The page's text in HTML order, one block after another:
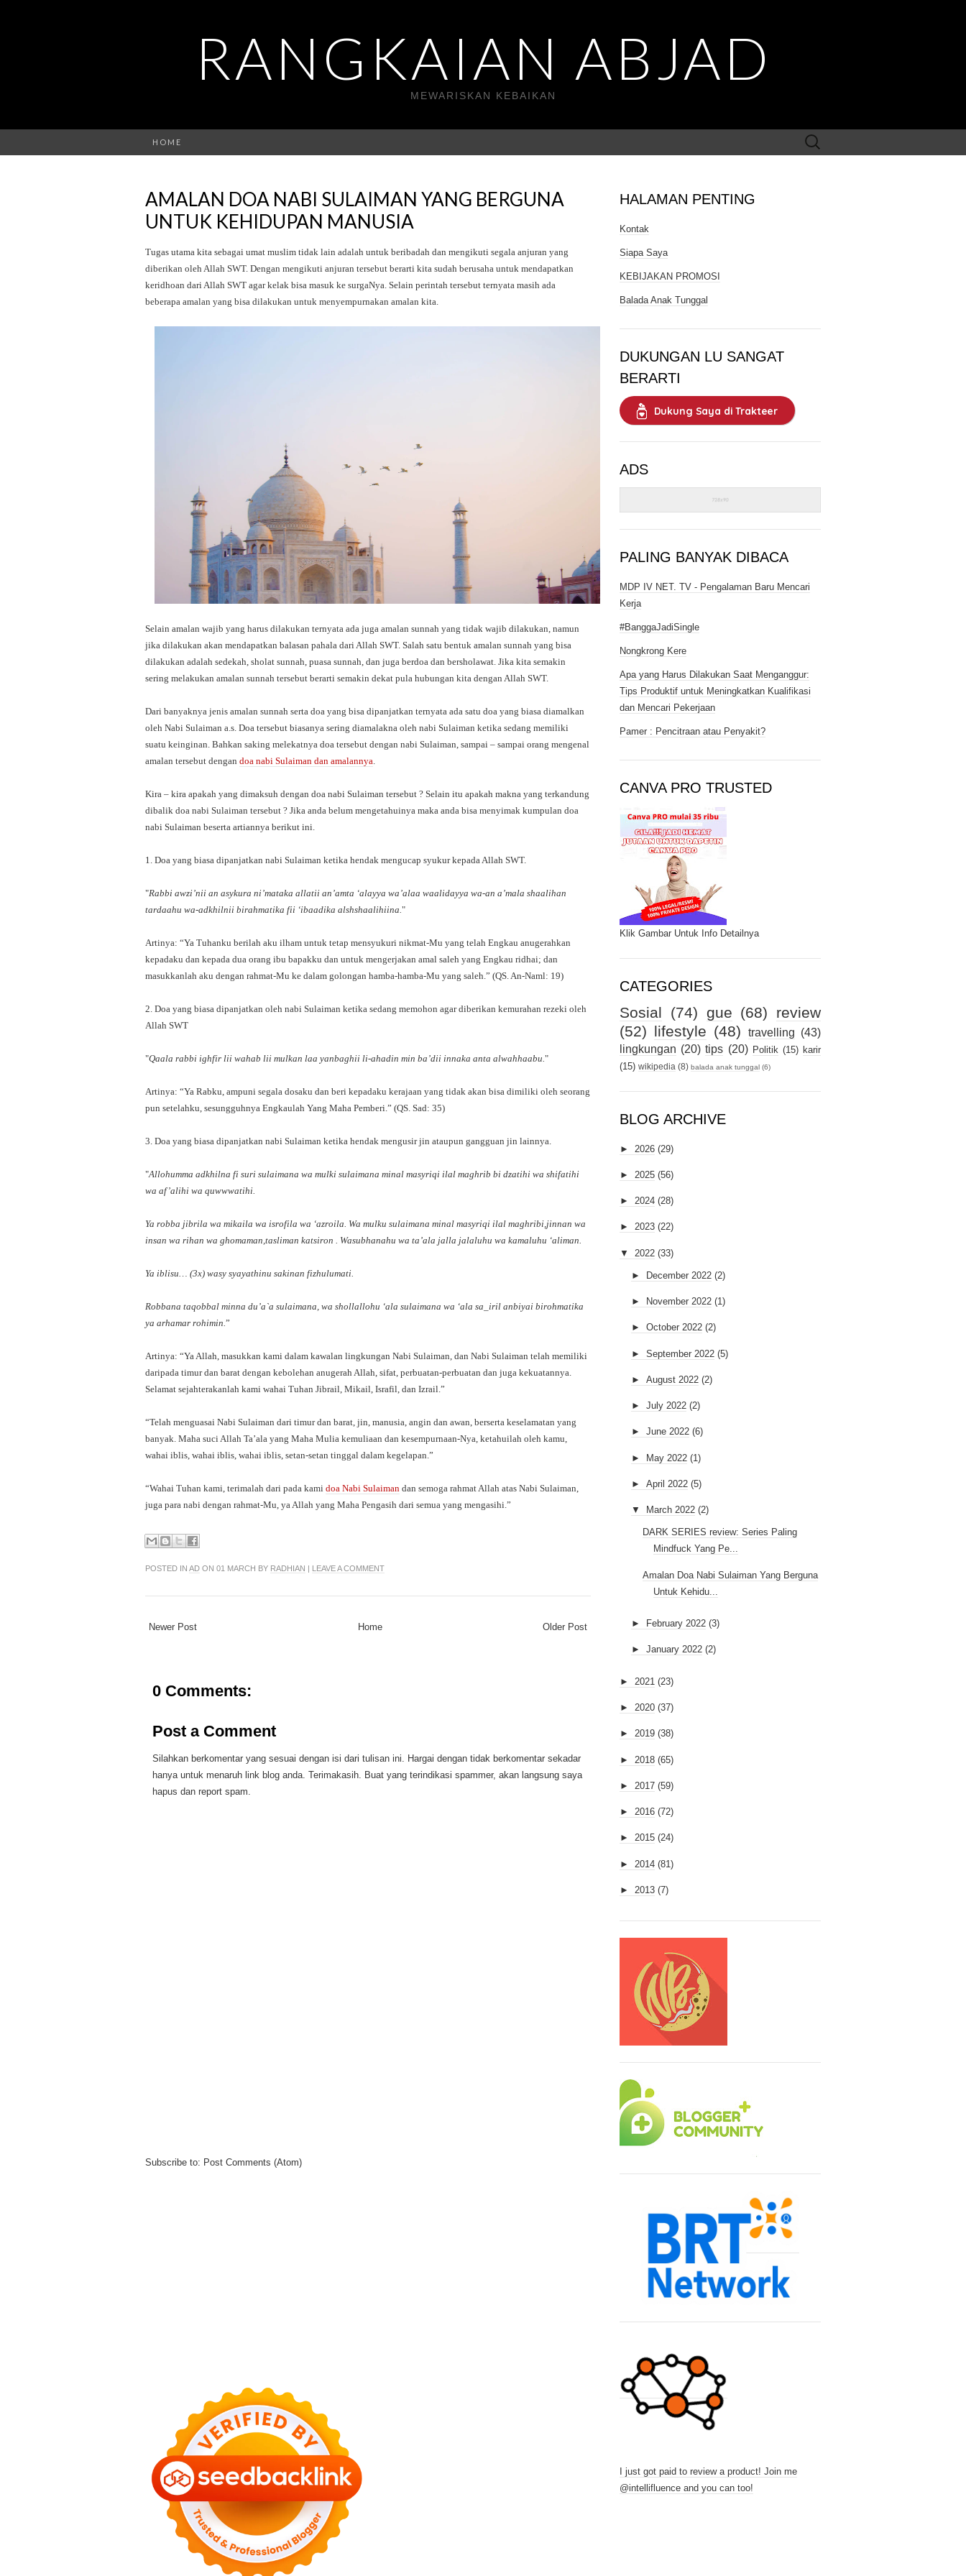
RANGKAIAN ABJAD
MEWARISKAN KEBAIKAN
HOME
Search
for:
AMALAN DOA NABI SULAIMAN YANG BERGUNA
UNTUK KEHIDUPAN MANUSIA
Tugas utama kita sebagai umat muslim tidak lain adalah untuk beribadah dan mengikuti segala anjuran yang
diberikan oleh Allah SWT. Dengan mengikuti anjuran tersebut berarti kita sudah berusaha untuk mendapatkan
keridhoan dari Allah SWT agar kelak bisa masuk ke surgaNya. Selain perintah tersebut ternyata masih ada
beberapa amalan yang bisa dilakukan untuk menyempurnakan amalan kita.
Selain amalan wajib yang harus dilakukan ternyata ada juga amalan sunnah yang tidak wajib dilakukan, namun
jika dilakukan akan mendapatkan balasan pahala dari Allah SWT. Salah satu bentuk amalan sunnah yang bisa
dilakukan adalah sedekah, sholat sunnah, puasa sunnah, dan juga berdoa dan bersholawat. Jika kita semakin
sering melakukan amalan sunnah tersebut berarti semakin dekat pula hubungan kita dengan Allah SWT.
Dari banyaknya jenis amalan sunnah serta doa yang bisa dipanjatkan ternyata ada satu doa yang biasa diamalkan
oleh Nabi Sulaiman a.s. Doa tersebut biasanya sering diamalakna oleh nabi Sulaiman ketika sedang memiliki
suatu keinginan. Bahkan saking melekatnya doa tersebut dengan nabi Sulaiman, sampai – sampai orang mengenal
amalan tersebut dengan doa nabi Sulaiman dan amalannya
Kira – kira apakah yang dimaksuh dengan doa nabi Sulaiman tersebut ? Selain itu apakah makna yang terkandung
dibalik doa nabi Sulaiman tersebut ? Jika anda belum mengetahuinya maka anda bisa menyimak kumpulan doa
nabi Sulaiman beserta artiannya berikut ini.
1. Doa yang biasa dipanjatkan nabi Sulaiman ketika hendak mengucap syukur kepada Allah SWT.
"Rabbi awzi’nii an asykura ni’mataka allatii an’amta ‘alayya wa’alaa waalidayya wa-an a’mala shaalihan
tardaahu wa-adkhilnii birahmatika fii ‘ibaadika alshshaalihiina. "
Artinya: “Ya Tuhanku berilah aku ilham untuk tetap mensyukuri nikmat-Mu yang telah Engkau anugerahkan
kepadaku dan kepada dua orang ibu bapakku dan untuk mengerjakan amal saleh yang Engkau ridhai; dan
masukkanlah aku dengan rahmat-Mu ke dalam golongan hamba-hamba-Mu yang saleh.” (QS. An-Naml: 19)
2. Doa yang biasa dipanjatkan oleh nabi Sulaiman ketika sedang memohon agar diberikan kemurahan rezeki oleh
Allah SWT
"Qaala rabbi ighfir lii wahab lii mulkan laa yanbaghii li-ahadin min ba’dii innaka anta alwahhaabu. "
Artinya: “Ya Rabku, ampuni segala dosaku dan beri kepadaku kerajaan yang tidak akan bisa dimiliki oleh seorang
pun setelahku, sesungguhnya Engkaulah Yang Maha Pemberi.” (QS. Sad: 35)
3. Doa yang biasa dipanjatkan nabi Sulaiman ketika hendak mengusir jin ataupun gangguan jin lainnya.
"Allohumma adkhilna fi suri sulaimana wa mulki sulaimana minal masyriqi ilal maghrib bi dzatihi wa shifatihi
wa af’alihi wa quwwwatihi.
Ya robba jibrila wa mikaila wa isrofila wa ‘azroila. Wa mulku sulaimana minal masyriqi ilal maghribi,jinnan wa
insan wa rihan wa ghomaman,tasliman katsiron . Wasubhanahu wa ta’ala jalla jalaluhu wa kamaluhu ‘aliman.
Ya iblisu… (3x) wasy syayathinu sakinan fizhulumati.
Robbana taqobbal minna du’a`a sulaimana, wa shollallohu ‘ala sulaimana wa ‘ala sa_iril anbiyai birohmatika
ya arhamar rohimin. ”
Artinya: “Ya Allah, masukkan kami dalam kawalan lingkungan Nabi Sulaiman, dan Nabi Sulaiman telah memiliki
daripada timur dan barat dengan kebolehan anugerah Allah, sifat, perbuatan-perbuatan dan juga kekuatannya.
Selamat sejahterakanlah kami wahai Tuhan Jibrail, Mikail, Israfil, dan Izrail.”
“Telah menguasai Nabi Sulaiman dari timur dan barat, jin, manusia, angin dan awan, berserta keselamatan yang
banyak. Maha suci Allah Ta’ala yang Maha Mulia kemuliaan dan kesempurnaan-Nya, ketahuilah oleh kamu,
wahai iblis, wahai iblis, wahai iblis, setan-setan tinggal dalam kegelapan.”
“Wahai Tuhan kami, terimalah dari pada kami doa Nabi Sulaiman dan semoga rahmat Allah atas Nabi Sulaiman,
juga para nabi dengan rahmat-Mu, ya Allah yang Maha Pengasih dari semua yang mengasihi.”
POSTED IN AD ON 01 MARCH BY RADHIAN | LEAVE A COMMENT
Newer Post Older Post
Home
0 Comments:
Post a Comment
Silahkan berkomentar yang sesuai dengan isi dari tulisan ini. Hargai dengan tidak berkomentar sekadar
hanya untuk menaruh link blog anda. Terimakasih. Buat yang terindikasi spammer, akan langsung saya
hapus dan report spam.
Subscribe to: Post Comments (Atom)
HALAMAN PENTING
Kontak
Siapa Saya
KEBIJAKAN PROMOSI
Balada Anak Tunggal
DUKUNGAN LU SANGAT
BERARTI
Dukung Saya di Trakteer
ADS
PALING BANYAK DIBACA
MDP IV NET. TV - Pengalaman Baru Mencari
Kerja
#BanggaJadiSingle
Nongkrong Kere
Apa yang Harus Dilakukan Saat Menganggur:
Tips Produktif untuk Meningkatkan Kualifikasi
dan Mencari Pekerjaan
Pamer : Pencitraan atau Penyakit?
CANVA PRO TRUSTED
Klik Gambar Untuk Info Detailnya
CATEGORIES
Sosial (74) gue (68)
review
(52) lifestyle (48) travelling (43)
lingkungan (20) tips (20) Politik (15) karir
(15) wikipedia (8) balada anak tunggal (6)
BLOG ARCHIVE
► 2026 (29)
► 2025 (56)
► 2024 (28)
► 2023 (22)
▼ 2022 (33)
► December 2022 (2)
► November 2022 (1)
► October 2022 (2)
► September 2022 (5)
► August 2022 (2)
► July 2022 (2)
► June 2022 (6)
► May 2022 (1)
► April 2022 (5)
▼ March 2022 (2)
DARK SERIES review: Series Paling
Mindfuck Yang Pe...
Amalan Doa Nabi Sulaiman Yang Berguna
Untuk Kehidu...
► February 2022 (3)
► January 2022 (2)
► 2021 (23)
► 2020 (37)
► 2019 (38)
► 2018 (65)
► 2017 (59)
► 2016 (72)
► 2015 (24)
► 2014 (81)
► 2013 (7)
I just got paid to review a product! Join me
@intellifluence and you can too!